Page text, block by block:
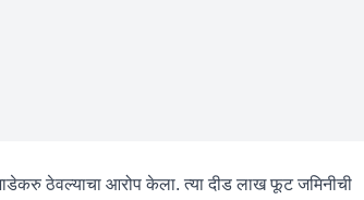
ठेवल्याचा आरोप केला. त्या दीड लाख फूट जमिनीची